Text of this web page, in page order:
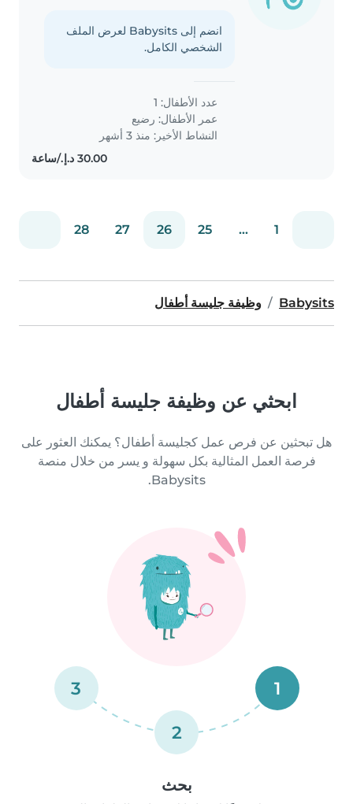
انضم إلى Babysits لعرض الملف
الشخصي الكامل.
عدد الأطفال: 1
عمر الأطفال: رضيع
النشاط الأخير: منذ 3 أشهر
1
...
25
26
27
28
Babysits وظيفة جليسة أطفال
ابحثي عن وظيفة جليسة أطفال
هل تبحثين عن فرص عمل كجليسة أطفال؟ يمكنك العثور على
فرصة العمل المثالية بكل سهولة و يسر من خلال منصة
Babysits.
1
2
3
بحث